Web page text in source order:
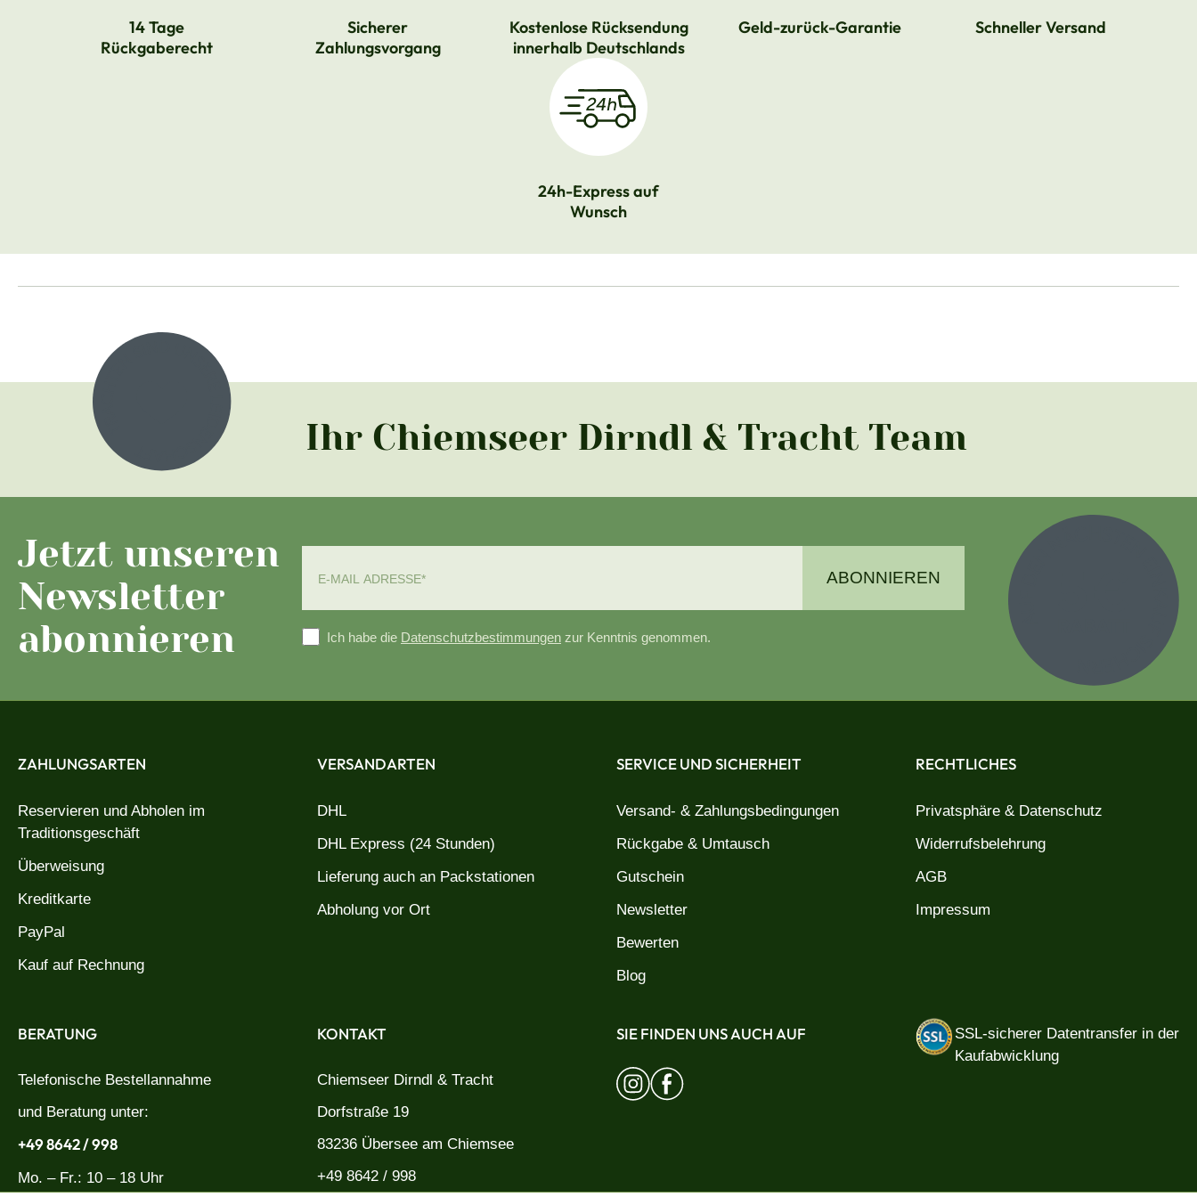
14 Tage
Rückgaberecht
Sicherer
Zahlungsvorgang
Kostenlose Rücksendung
innerhalb Deutschlands
Geld-zurück-Garantie Schneller Versand
24h-Express auf
Wunsch
Ihr Chiemseer Dirndl & Tracht Team
Jetzt unseren
Newsletter
abonnieren
ABONNIEREN
Ich habe die Datenschutzbestimmungen zur Kenntnis genommen.
ZAHLUNGSARTEN
Reservieren und Abholen im
Traditionsgeschäft
Überweisung
Kreditkarte
PayPal
Kauf auf Rechnung
VERSANDARTEN
DHL
DHL Express (24 Stunden)
Lieferung auch an Packstationen
Abholung vor Ort
SERVICE UND SICHERHEIT
Versand- & Zahlungsbedingungen
Rückgabe & Umtausch
Gutschein
Newsletter
Bewerten
Blog
RECHTLICHES
Privatsphäre & Datenschutz
Widerrufsbelehrung
AGB
Impressum
BERATUNG
Telefonische Bestellannahme
und Beratung unter:
+49 8642 / 998
Mo. – Fr.: 10 – 18 Uhr
KONTAKT
Chiemseer Dirndl & Tracht
Dorfstraße 19
83236 Übersee am Chiemsee
+49 8642 / 998
SIE FINDEN UNS AUCH AUF
SSL-sicherer Datentransfer in der
Kaufabwicklung